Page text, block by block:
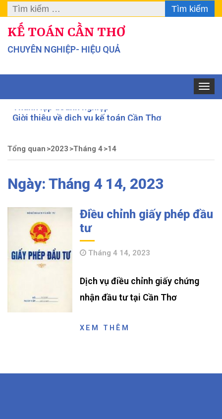
Tìm
kiếm
KẾ TOÁN CẦN THƠ
CHUYÊN NGHIỆP- HIỆU QUẢ
Toggle
Giời thiệu về dịch vụ kế toán Cần Thơ
LUẬT QUẢN LÝ THUẾ
VĂN BẢN PHÁP LUẬT LIÊN QUAN ĐẾN ĐĂNG KÝ KINH DOANH
Thành lập doanh nghiệp
Tổng quan 2023 Tháng 4 14
Ngày: Tháng 4 14, 2023
Điều chỉnh giấy phép đầu
tư
Tháng 4 14, 2023
Dịch vụ điều chỉnh giấy chứng
nhận đầu tư tại Cần Thơ
XEM THÊM